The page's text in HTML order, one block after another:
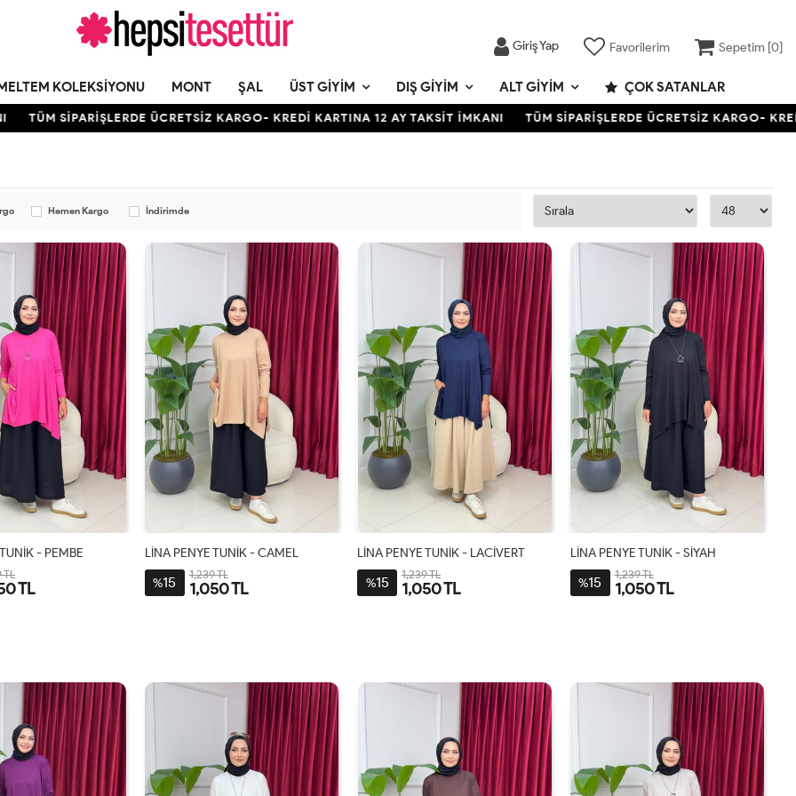
Giriş Yap Favorilerim Sepetim [0]
KOLEKSIYONU MONT ŞAL ÜST GIYIM DIŞ GIYIM ALT GIYIM ÇOK SATANLAR
SİPARİŞLERDE ÜCRETSİZ KARGO- KREDİ KARTINA 12 AY TAKSİT İMKANI TÜM SİPARİŞLERDE ÜCRETSİZ KARGO- KREDİ
Hemen Kargo İndirimde
- PEMBE
TL
TL
LİNA PENYE TUNİK - CAMEL
%15 1,239 TL
1,050 TL
LİNA PENYE TUNİK - LACİVERT
%15 1,239 TL
1,050 TL
LİNA PENYE TUNİK - SİYAH
%15 1,239 TL
1,050 TL